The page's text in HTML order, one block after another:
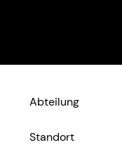
Abteilung
Standort